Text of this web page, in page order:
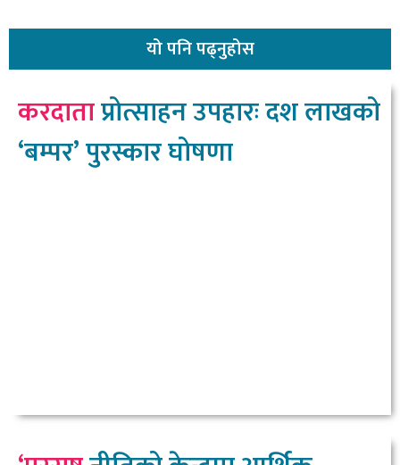
योपनि पढ्नुहोस
करदाताप्रोत्साहन उपहारः दश लाखको
‘बम्पर’ पुरस्कार घोषणा